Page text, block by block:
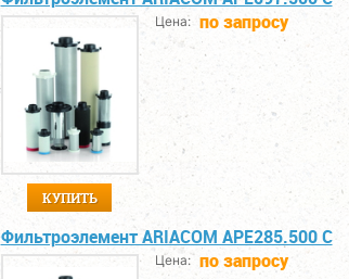
КУПИТЬ
Цена: по запросу
Фильтроэлемент ARIACOM APE285.500 C
Цена: по запросу